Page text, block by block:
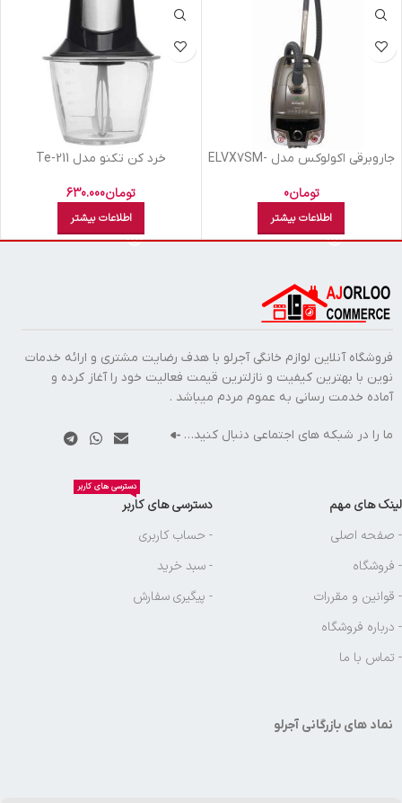
جاروبرقی اکولوکس مدل ELVX7SM-
تومان0
اطلاعات بیشتر
خرد کن تکنو مدل Te-211
تومان630.000
اطلاعات بیشتر
فروشگاه آنلاین لوازم خانگی آجرلو با هدف رضایت مشتری و ارائه خدمات
نوین با بهترین کیفیت و نازلترین قیمت فعالیت خود را آغاز کرده و
آماده خدمت رسانی به عموم مردم میباشد .
ما را در شبکه های اجتماعی دنبال کنید…
لینک های مهم
- صفحه اصلی
- فروشگاه
- قوانین و مقررات
- درباره فروشگاه
- تماس با ما
دسترسی های کاربر
دسترسی های کاربر
- حساب کاربری
- سبد خرید
- پیگیری سفارش
نماد های بازرگانی آجرلو